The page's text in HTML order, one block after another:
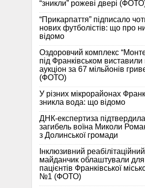
“зникли” рожеві двері
“Прикарпаття” підписало
нових футболістів: що про
відомо
Оздоровчий комплекс “Монте
під Франківськом виставили
аукціон за 67 мільйонів
(ФОТО)
У різних мікрорайонах
зникла вода: що відомо
ДНК-експертиза підтвердила
загибель воїна Миколи
з Долинської громади
Інклюзивний реабілітаційний
майданчик облаштували для
пацієнтів Франківської
№1 (ФОТО)